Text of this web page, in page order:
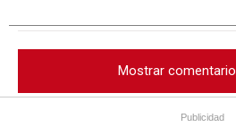
Mostrar
Publicidad